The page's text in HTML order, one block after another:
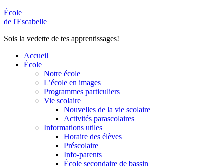
École
de l'Escabelle
Sois la vedette de tes apprentissages!
Accueil
École
Notre école
L’école en images
Programmes particuliers
Vie scolaire
Nouvelles de la vie scolaire
Activités parascolaires
Informations utiles
Horaire des élèves
Préscolaire
Info-parents
École secondaire de bassin